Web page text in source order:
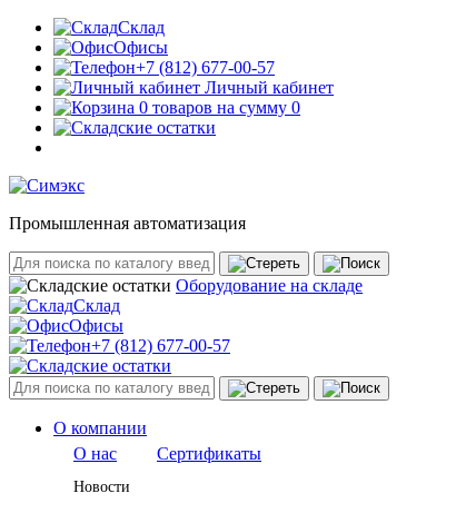
Склад
Офисы
+7 (812) 677-00-57
Личный кабинет
0 товаров на сумму 0
Промышленная автоматизация
Оборудование на складе
Склад
Офисы
+7 (812) 677-00-57
О компании
О нас
Сертификаты
Новости